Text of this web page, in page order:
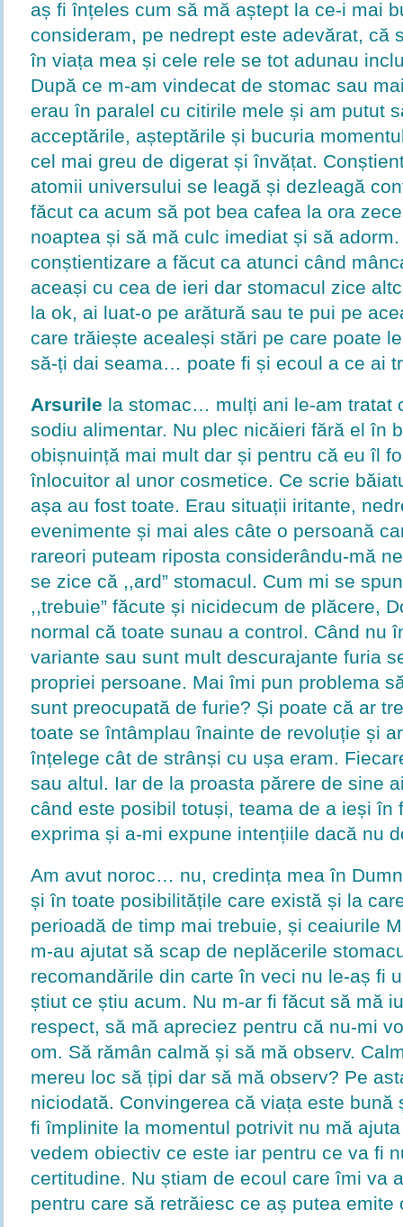
aș fi înțeles cum să mă aștept la ce-i mai
consideram, pe nedrept este adevărat, că
în viața mea și cele rele se tot adunau
După ce m-am vindecat de stomac sau
erau în paralel cu citirile mele și am putut
acceptările, așteptările și bucuria
cel mai greu de digerat și învățat.
atomii universului se leagă și dezleagă
făcut ca acum să pot bea cafea la ora
noaptea și să mă culc imediat și să
conștientizare a făcut ca atunci când
aceași cu cea de ieri dar stomacul zice
la ok, ai luat-o pe arătură sau te pui pe
care trăiește acealeși stări pe care poate
să-ți dai seama… poate fi și ecoul a ce ai
Arsurile la stomac… mulți ani le-am tratat
sodiu alimentar. Nu plec nicăieri fără el în
obișnuință mai mult dar și pentru că eu îl
înlocuitor al unor cosmetice. Ce scrie
așa au fost toate. Erau situații iritante,
evenimente și mai ales câte o persoană
rareori puteam riposta considerându-mă
se zice că ,,ard” stomacul. Cum mi se
,,trebuie” făcute și nicidecum de plăcere,
normal că toate sunau a control. Când nu
variante sau sunt mult descurajante furia
propriei persoane. Mai îmi pun problema
sunt preocupată de furie? Și poate că ar
toate se întâmplau înainte de revoluție și
înțelege cât de strânși cu ușa eram.
sau altul. Iar de la proasta părere de sine
când este posibil totuși, teama de a ieși în
exprima și a-mi expune intențiile dacă nu
Am avut noroc… nu, credința mea în
și în toate posibilitățile care există și la
perioadă de timp mai trebuie, și ceaiurile
m-au ajutat să scap de neplăcerile
recomandările din carte în veci nu le-aș fi
știut ce știu acum. Nu m-ar fi făcut să mă
respect, să mă apreciez pentru că nu-mi
om. Să rămân calmă și să mă observ.
mereu loc să țipi dar să mă observ? Pe
niciodată. Convingerea că viața este bună
fi împlinite la momentul potrivit nu mă
vedem obiectiv ce este iar pentru ce va fi
certitudine. Nu știam de ecoul care îmi va
pentru care să retrăiesc ce aș putea emite